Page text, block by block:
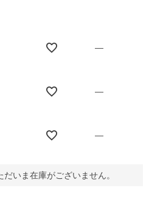
—
—
—
いま在庫がございません。